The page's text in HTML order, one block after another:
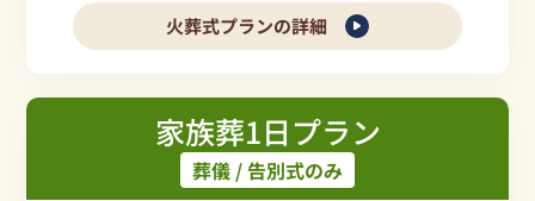
火葬式プランの詳細
家族葬1日プラン
葬儀 / 告別式のみ